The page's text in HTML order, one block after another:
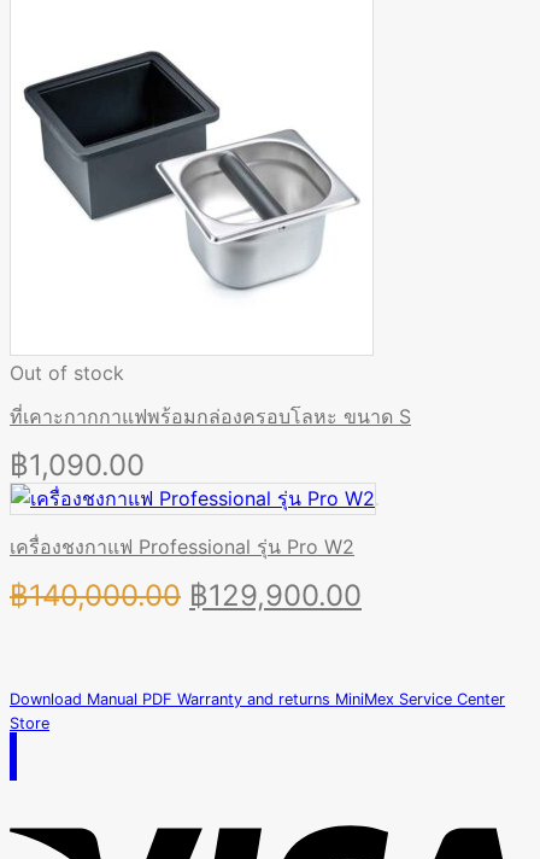
Out of stock
ที่เคาะกากกาแฟพร้อมกล่องครอบโลหะ ขนาด S
฿1,090.00
เครื่องชงกาแฟ Professional รุ่น Pro W2
฿140,000.00 Original
฿140,000.00.
฿129,900.00
฿129,900.00.
Download Manual PDF Warranty and returns MiniMex Service Center
Store